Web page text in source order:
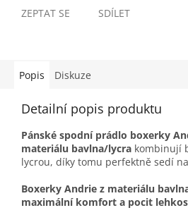
ZEPTAT SE SDÍLET
Popis Diskuze
Detailní popis produktu
Pánské spodní prádlo boxerky
materiálu bavlna/lycra kombinují
lycrou, díky tomu perfektně sedí
Boxerky Andrie z materiálu
maximální komfort a pocit